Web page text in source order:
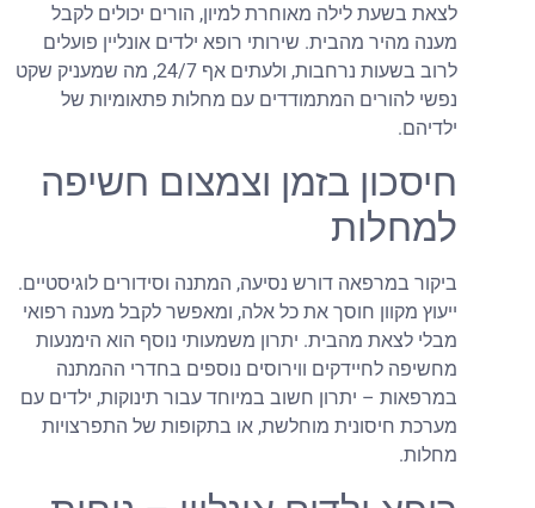
לצאת בשעת לילה מאוחרת למיון, הורים יכולים לקבל
מענה מהיר מהבית. שירותי רופא ילדים אונליין פועלים
לרוב בשעות נרחבות, ולעתים אף 24/7, מה שמעניק שקט
נפשי להורים המתמודדים עם מחלות פתאומיות של
ילדיהם.
חיסכון בזמן וצמצום חשיפה
למחלות
ביקור במרפאה דורש נסיעה, המתנה וסידורים לוגיסטיים.
ייעוץ מקוון חוסך את כל אלה, ומאפשר לקבל מענה רפואי
מבלי לצאת מהבית. יתרון משמעותי נוסף הוא הימנעות
מחשיפה לחיידקים ווירוסים נוספים בחדרי ההמתנה
במרפאות – יתרון חשוב במיוחד עבור תינוקות, ילדים עם
מערכת חיסונית מוחלשת, או בתקופות של התפרצויות
מחלות.